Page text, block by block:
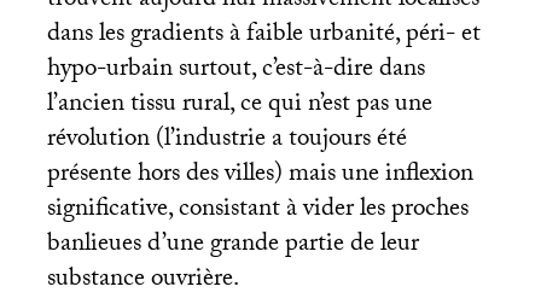
dans les gradients à faible urbanité, péri- et
hypo-urbain surtout, c’est-à-dire dans
l’ancien tissu rural, ce qui n’est pas une
révolution (l’industrie a toujours été
présente hors des villes) mais une inflexion
significative, consistant à vider les proches
banlieues d’une grande partie de leur
substance ouvrière.